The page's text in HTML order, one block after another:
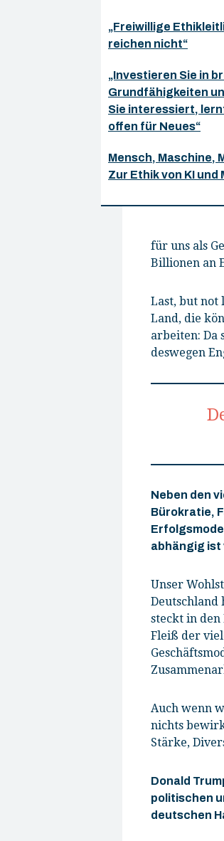
„Freiwillige
reichen nicht“
„Investieren Sie in
Grundfähigkeiten
Sie interessiert,
offen für Neues“
Mensch, Maschine,
Zur Ethik von KI und
für uns als
Billionen an
Last, but not
Land, die
arbeiten: Da
deswegen
Neben den
Bürokratie,
abhängig ist
Unser
Deutschland
steckt in
Fleiß der
Auch wenn
nichts
Stärke,
Donald
politischen
deutschen